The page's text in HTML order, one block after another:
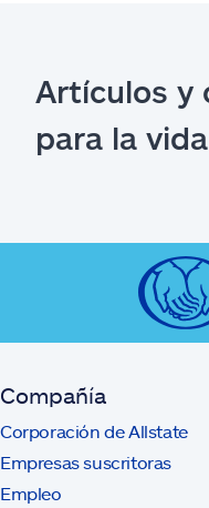
Artículos y
para la
Compañía
Corporación de Allstate
Empresas suscritoras
Empleo